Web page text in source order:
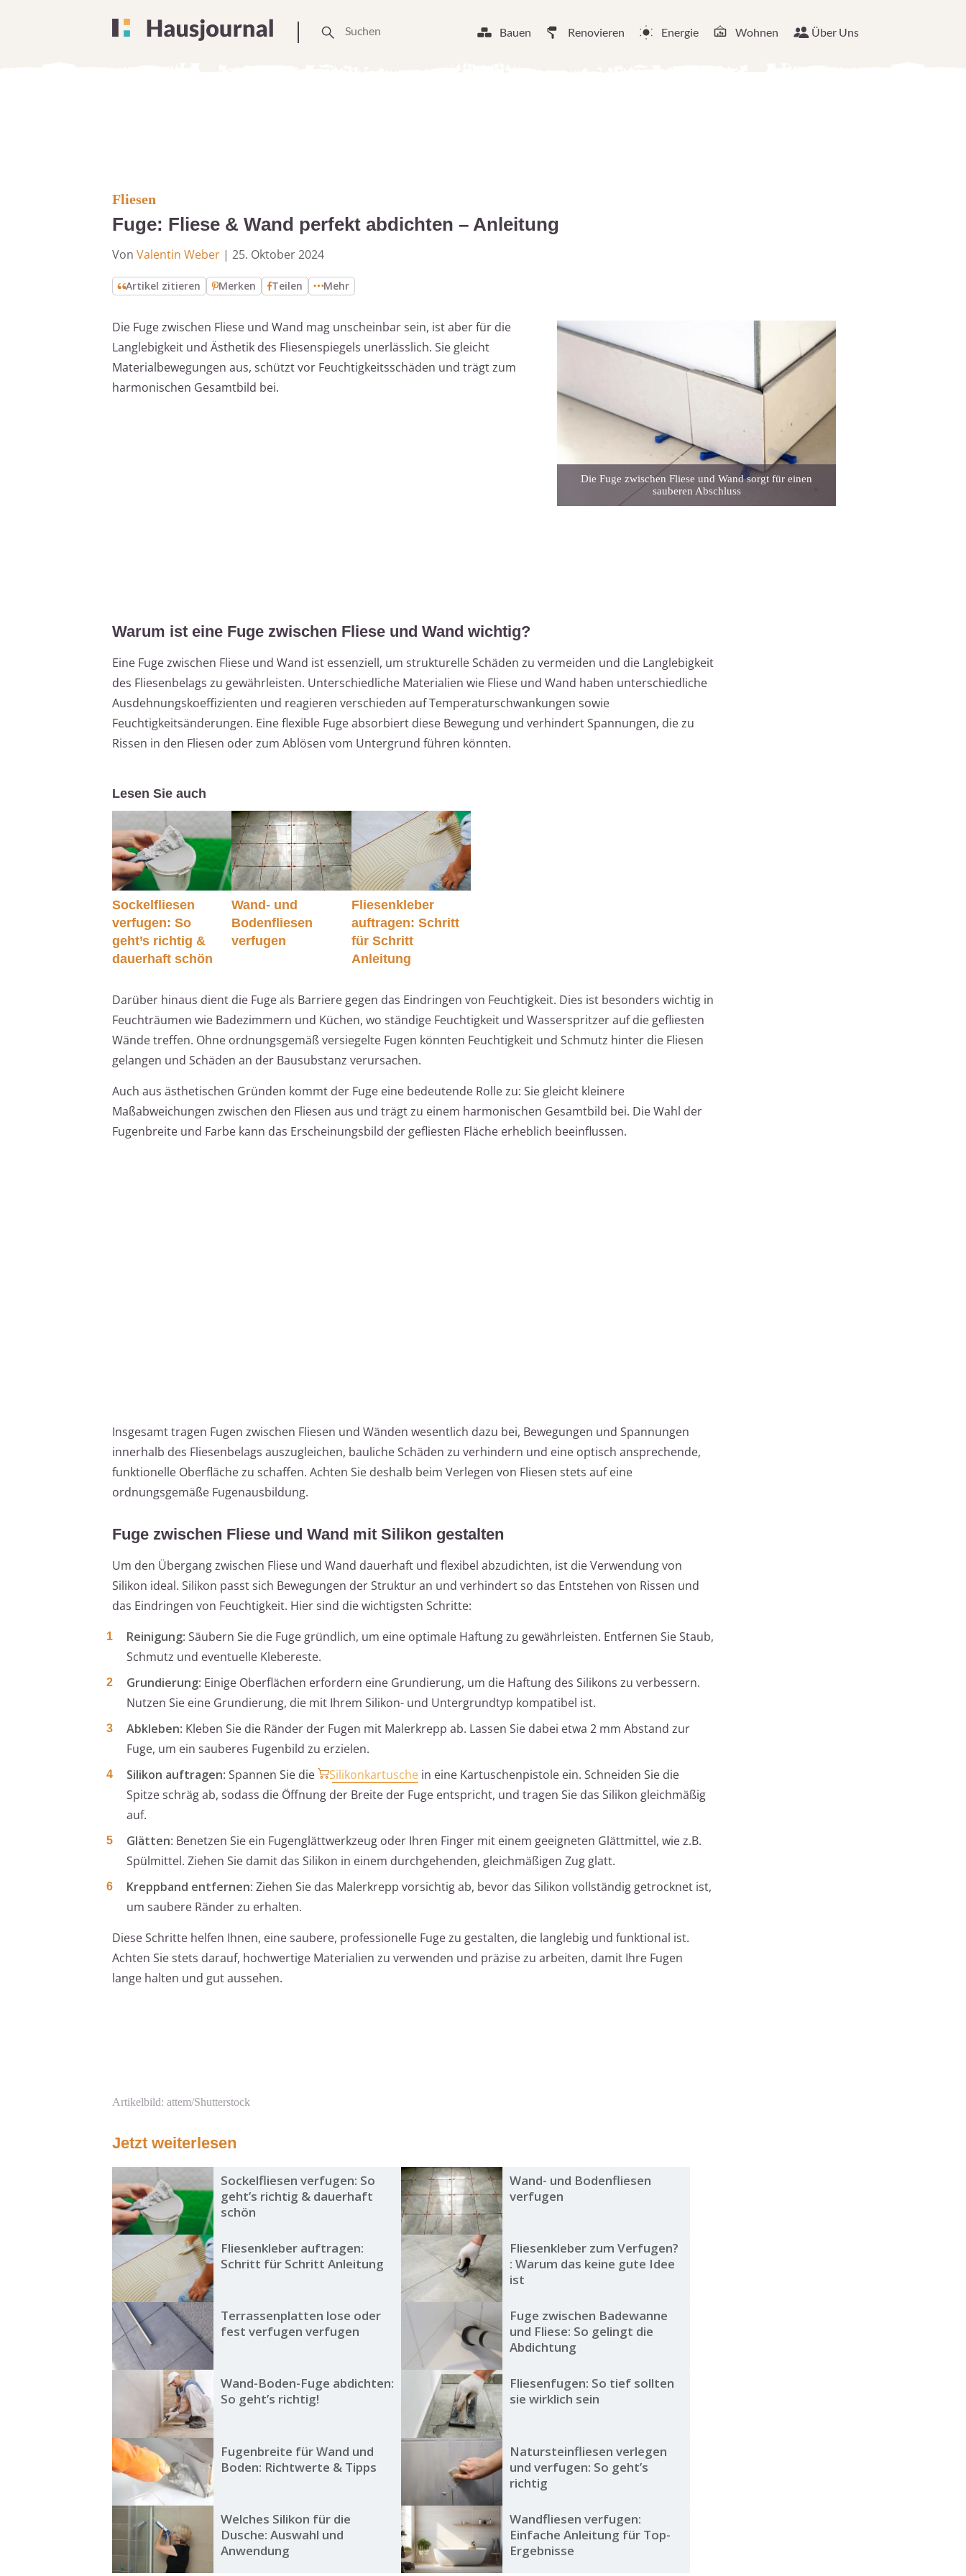
Bauen Renovieren Energie Wohnen Über Uns
Fliesen
Fuge: Fliese & Wand perfekt abdichten – Anleitung
Von Valentin Weber | 25. Oktober 2024
Artikel zitieren Merken Teilen Mehr
Die Fuge zwischen Fliese und Wand mag unscheinbar sein, ist aber für die
Langlebigkeit und Ästhetik des Fliesenspiegels unerlässlich. Sie gleicht
Materialbewegungen aus, schützt vor Feuchtigkeitsschäden und trägt zum
harmonischen Gesamtbild bei.
Die Fuge zwischen Fliese und Wand sorgt für einen
sauberen Abschluss
Warum ist eine Fuge zwischen Fliese und Wand wichtig?
Eine Fuge zwischen Fliese und Wand ist essenziell, um strukturelle Schäden zu vermeiden und die Langlebigkeit
des Fliesenbelags zu gewährleisten. Unterschiedliche Materialien wie Fliese und Wand haben unterschiedliche
Ausdehnungskoeffizienten und reagieren verschieden auf Temperaturschwankungen sowie
Feuchtigkeitsänderungen. Eine flexible Fuge absorbiert diese Bewegung und verhindert Spannungen, die zu
Rissen in den Fliesen oder zum Ablösen vom Untergrund führen könnten.
Lesen Sie auch
Sockelfliesen
verfugen: So
geht’s richtig &
dauerhaft schön
Wand- und
Bodenfliesen
verfugen
Fliesenkleber
auftragen: Schritt
für Schritt
Anleitung
Darüber hinaus dient die Fuge als Barriere gegen das Eindringen von Feuchtigkeit. Dies ist besonders wichtig in
Feuchträumen wie Badezimmern und Küchen, wo ständige Feuchtigkeit und Wasserspritzer auf die gefliesten
Wände treffen. Ohne ordnungsgemäß versiegelte Fugen könnten Feuchtigkeit und Schmutz hinter die Fliesen
gelangen und Schäden an der Bausubstanz verursachen.
Auch aus ästhetischen Gründen kommt der Fuge eine bedeutende Rolle zu: Sie gleicht kleinere
Maßabweichungen zwischen den Fliesen aus und trägt zu einem harmonischen Gesamtbild bei. Die Wahl der
Fugenbreite und Farbe kann das Erscheinungsbild der gefliesten Fläche erheblich beeinflussen.
Insgesamt tragen Fugen zwischen Fliesen und Wänden wesentlich dazu bei, Bewegungen und Spannungen
innerhalb des Fliesenbelags auszugleichen, bauliche Schäden zu verhindern und eine optisch ansprechende,
funktionelle Oberfläche zu schaffen. Achten Sie deshalb beim Verlegen von Fliesen stets auf eine
ordnungsgemäße Fugenausbildung.
Fuge zwischen Fliese und Wand mit Silikon gestalten
Um den Übergang zwischen Fliese und Wand dauerhaft und flexibel abzudichten, ist die Verwendung von
Silikon ideal. Silikon passt sich Bewegungen der Struktur an und verhindert so das Entstehen von Rissen und
das Eindringen von Feuchtigkeit. Hier sind die wichtigsten Schritte:
Reinigung: Säubern Sie die Fuge gründlich, um eine optimale Haftung zu gewährleisten. Entfernen Sie Staub,
Schmutz und eventuelle Klebereste.
Grundierung: Einige Oberflächen erfordern eine Grundierung, um die Haftung des Silikons zu verbessern.
Nutzen Sie eine Grundierung, die mit Ihrem Silikon- und Untergrundtyp kompatibel ist.
Abkleben: Kleben Sie die Ränder der Fugen mit Malerkrepp ab. Lassen Sie dabei etwa 2 mm Abstand zur
Fuge, um ein sauberes Fugenbild zu erzielen.
Silikon auftragen: Spannen Sie die Silikonkartusche in eine Kartuschenpistole ein. Schneiden Sie die
Spitze schräg ab, sodass die Öffnung der Breite der Fuge entspricht, und tragen Sie das Silikon gleichmäßig
auf.
Glätten: Benetzen Sie ein Fugenglättwerkzeug oder Ihren Finger mit einem geeigneten Glättmittel, wie z.B.
Spülmittel. Ziehen Sie damit das Silikon in einem durchgehenden, gleichmäßigen Zug glatt.
Kreppband entfernen: Ziehen Sie das Malerkrepp vorsichtig ab, bevor das Silikon vollständig getrocknet ist,
um saubere Ränder zu erhalten.
Diese Schritte helfen Ihnen, eine saubere, professionelle Fuge zu gestalten, die langlebig und funktional ist.
Achten Sie stets darauf, hochwertige Materialien zu verwenden und präzise zu arbeiten, damit Ihre Fugen
lange halten und gut aussehen.
Artikelbild: attem/Shutterstock
Jetzt weiterlesen
Sockelfliesen verfugen: So
geht’s richtig & dauerhaft
schön
Wand- und Bodenfliesen
verfugen
Fliesenkleber auftragen:
Schritt für Schritt Anleitung
Fliesenkleber zum Verfugen?
: Warum das keine gute Idee
ist
Terrassenplatten lose oder
fest verfugen verfugen
Fuge zwischen Badewanne
und Fliese: So gelingt die
Abdichtung
Wand-Boden-Fuge abdichten:
So geht’s richtig!
Fliesenfugen: So tief sollten
sie wirklich sein
Fugenbreite für Wand und
Boden: Richtwerte & Tipps
Natursteinfliesen verlegen
und verfugen: So geht’s
richtig
Welches Silikon für die
Dusche: Auswahl und
Anwendung
Wandfliesen verfugen:
Einfache Anleitung für Top-
Ergebnisse